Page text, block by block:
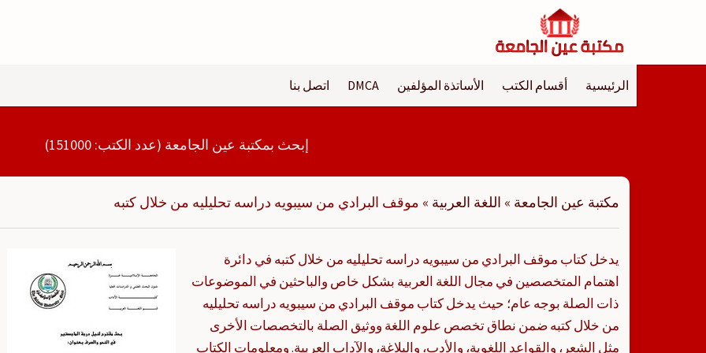
الرئيسية أقسام الكتب الأساتذة المؤلفين DMCA اتصل بنا
إبحث بمكتبة عين الجامعة (عدد الكتب: 151000)
مكتبة عين الجامعة » اللغة العربية » موقف البرادي من سيبويه دراسه تحليليه من خلال كتبه
يدخل كتاب موقف البرادي من سيبويه دراسه تحليليه من خلال كتبه في دائرة
اهتمام المتخصصين في مجال اللغة العربية بشكل خاص والباحثين في الموضوعات
ذات الصلة بوجه عام؛ حيث يدخل كتاب موقف البرادي من سيبويه دراسه تحليليه
من خلال كتبه ضمن نطاق تخصص علوم اللغة ووثيق الصلة بالتخصصات الأخرى
مثل الشعر، والقواعد اللغوية، والأدب، والبلاغة، والآداب العربية. ومعلومات الكتاب